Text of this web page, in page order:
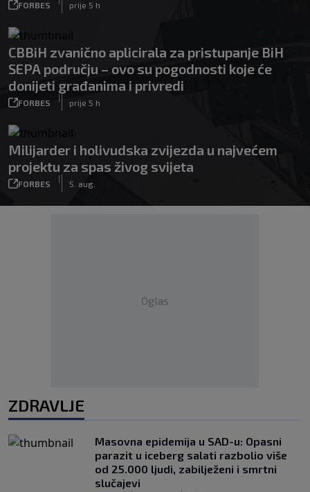
FORBES prije 5 h
CBBiH zvanično aplicirala za pristupanje BiH
SEPA području – ovo su pogodnosti koje će
donijeti građanima i privredi
FORBES
|
prije 5 h
Milijarder i holivudska zvijezda u najvećem
projektu za spas živog svijeta
FORBES
|
5. aug.
Oglas
ZDRAVLJE
Masovna epidemija u SAD-u: Opasni
parazit u iceberg salati razbolio više
od 25.000 ljudi, zabilježeni i smrtni
slučajevi